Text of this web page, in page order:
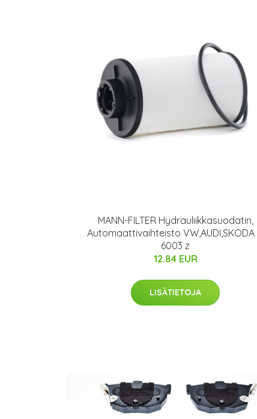
MANN-FILTER Hydrauliikkasuodatin,
Automaattivaihteisto VW,AUDI,SKODA
6003 z
12.84 EUR
LISÄTIETOJA